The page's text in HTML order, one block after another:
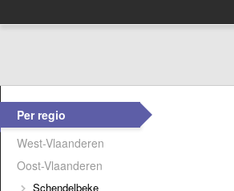
Per regio
West-Vlaanderen
Oost-Vlaanderen
Schendelbeke